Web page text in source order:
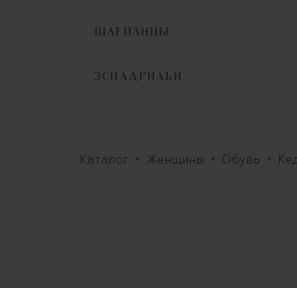
ШЛЕПАНЦЫ
ЭСПАДРИЛЬИ
Каталог Женщины Обувь